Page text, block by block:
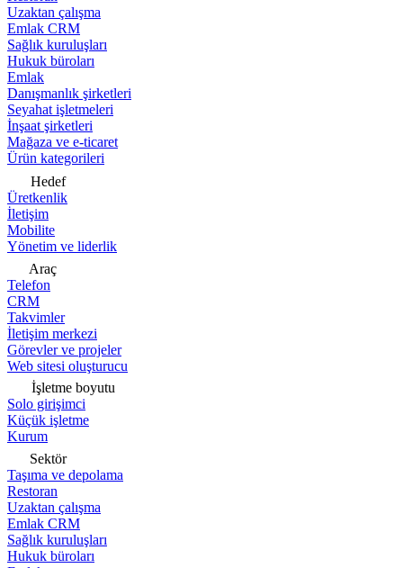
Uzaktan çalışma
Emlak CRM
Sağlık kuruluşları
Hukuk büroları
Emlak
Danışmanlık şirketleri
Seyahat işletmeleri
İnşaat şirketleri
Mağaza ve e-ticaret
Ürün kategorileri
Hedef
Üretkenlik
İletişim
Mobilite
Yönetim ve liderlik
Araç
Telefon
CRM
Takvimler
İletişim merkezi
Görevler ve projeler
Web sitesi oluşturucu
İşletme boyutu
Solo girişimci
Küçük işletme
Kurum
Sektör
Taşıma ve depolama
Restoran
Uzaktan çalışma
Emlak CRM
Sağlık kuruluşları
Hukuk büroları